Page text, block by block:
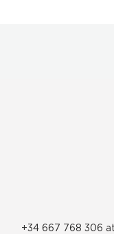
+34 667 768 306